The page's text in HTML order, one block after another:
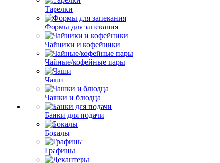
Тарелки
Формы для запекания
Чайники и кофейники
Чайные/кофейные пары
Чаши
Чашки и блюдца
Банки для подачи
Бокалы
Графины